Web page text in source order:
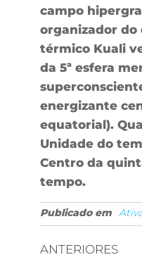
campo
organizador do
térmico Kuali
da 5ª esfera
energizante
equatorial).
Unidade do
Centro da
tempo.
Publicado em
ANTERIORES